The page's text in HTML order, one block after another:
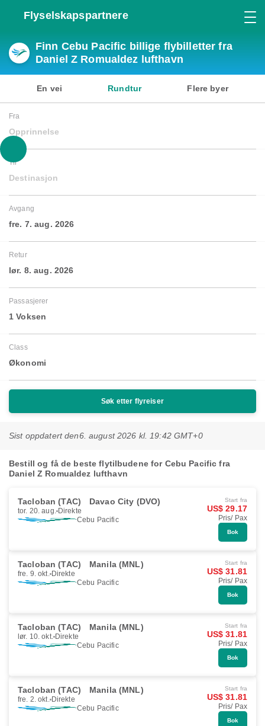
Flyselskapspartnere
Finn Cebu Pacific billige flybilletter fra
Daniel Z Romualdez lufthavn
En vei Rundtur Flere byer
Fra
Opprinnelse
Til
Destinasjon
Avgang
fre. 7. aug. 2026
Retur
lør. 8. aug. 2026
Passasjerer
1 Voksen
Class
Økonomi
Søk etter flyreiser
Sist oppdatert den6. august 2026 kl. 19:42 GMT+0
Bestill og få de beste flytilbudene for Cebu Pacific fra
Daniel Z Romualdez lufthavn
Tacloban (TAC) Davao City (DVO)
tor. 20. aug. Direkte
Cebu Pacific
Start fra
US$ 29.17
Pris/ Pax
Bok
Tacloban (TAC) Manila (MNL)
fre. 9. okt. Direkte
Cebu Pacific
Start fra
US$ 31.81
Pris/ Pax
Bok
Tacloban (TAC) Manila (MNL)
lør. 10. okt. Direkte
Cebu Pacific
Start fra
US$ 31.81
Pris/ Pax
Bok
Tacloban (TAC) Manila (MNL)
fre. 2. okt. Direkte
Cebu Pacific
Start fra
US$ 31.81
Pris/ Pax
Bok